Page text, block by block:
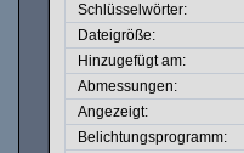
Schlüsselwörter:
Dateigröße:
Hinzugefügt am:
Abmessungen:
Angezeigt:
Belichtungsprogramm: